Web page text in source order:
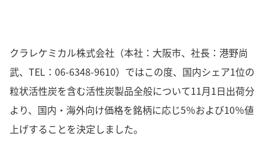
クラレケミカル株式会社（本社：大阪市、社長：港野尚
武、TEL：06-6348-9610）ではこの度、国内シェア1位の
粒状活性炭を含む活性炭製品全般について11月1日出荷分
より、国内・海外向け価格を銘柄に応じ5％および10％値
上げすることを決定しました。